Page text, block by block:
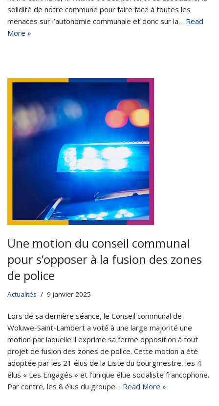
solidité de notre commune pour faire face à toutes les
menaces sur l’autonomie communale et donc sur la… Read
More »
Une motion du conseil communal
pour s’opposer à la fusion des zones
de police
Actualités 9 janvier 2025
Lors de sa dernière séance, le Conseil communal de
Woluwe-Saint-Lambert a voté à une large majorité une
motion par laquelle il exprime sa ferme opposition à tout
projet de fusion des zones de police. Cette motion a été
adoptée par les 21 élus de la Liste du bourgmestre, les 4
élus « Les Engagés » et l’unique élue socialiste francophone.
Par contre, les 8 élus du groupe… Read More »